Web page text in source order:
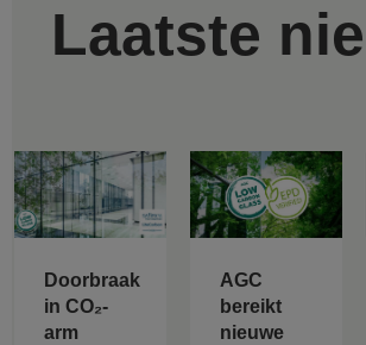
Laatste
Doorbraak
in CO₂-
arm
AGC
bereikt
nieuwe